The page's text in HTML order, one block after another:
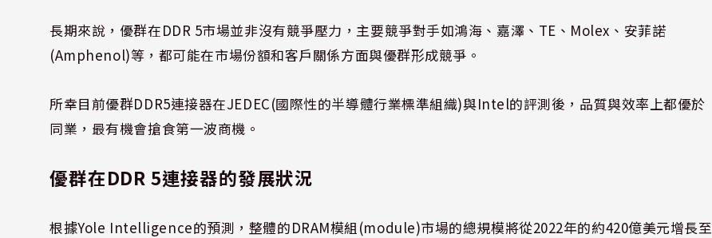
長期來說，優群在DDR 5市場並非沒有競爭壓力，主要競爭對手如鴻海、嘉澤、TE、Molex、安菲諾
(Amphenol)等，都可能在市場份額和客戶關係方面與優群形成競爭。
所幸目前優群DDR5連接器在JEDEC(國際性的半導體行業標準組織)與Intel的評測後，品質與效率上都優於
同業，最有機會搶食第一波商機。
優群在DDR 5連接器的發展狀況
根據Yole Intelligence的預測，整體的DRAM模組(module)市場的總規模將從2022年的約420億美元增長至